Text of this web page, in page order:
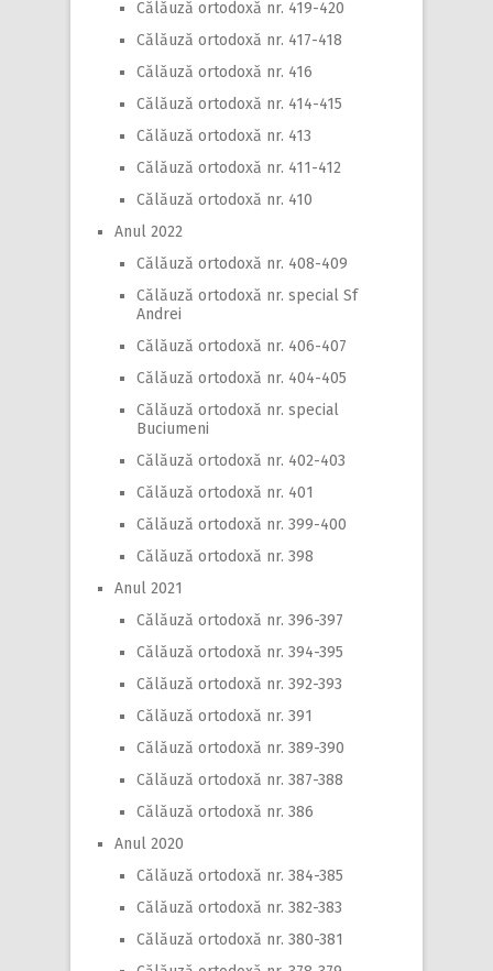
Călăuză ortodoxă nr. 419-420
Călăuză ortodoxă nr. 417-418
Călăuză ortodoxă nr. 416
Călăuză ortodoxă nr. 414-415
Călăuză ortodoxă nr. 413
Călăuză ortodoxă nr. 411-412
Călăuză ortodoxă nr. 410
Anul 2022
Călăuză ortodoxă nr. 408-409
Călăuză ortodoxă nr. special Sf
Andrei
Călăuză ortodoxă nr. 406-407
Călăuză ortodoxă nr. 404-405
Călăuză ortodoxă nr. special
Buciumeni
Călăuză ortodoxă nr. 402-403
Călăuză ortodoxă nr. 401
Călăuză ortodoxă nr. 399-400
Călăuză ortodoxă nr. 398
Anul 2021
Călăuză ortodoxă nr. 396-397
Călăuză ortodoxă nr. 394-395
Călăuză ortodoxă nr. 392-393
Călăuză ortodoxă nr. 391
Călăuză ortodoxă nr. 389-390
Călăuză ortodoxă nr. 387-388
Călăuză ortodoxă nr. 386
Anul 2020
Călăuză ortodoxă nr. 384-385
Călăuză ortodoxă nr. 382-383
Călăuză ortodoxă nr. 380-381